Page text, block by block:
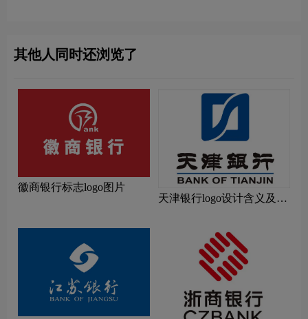
其他人同时还浏览了
徽商银行标志logo图片
天津银行logo设计含义及设